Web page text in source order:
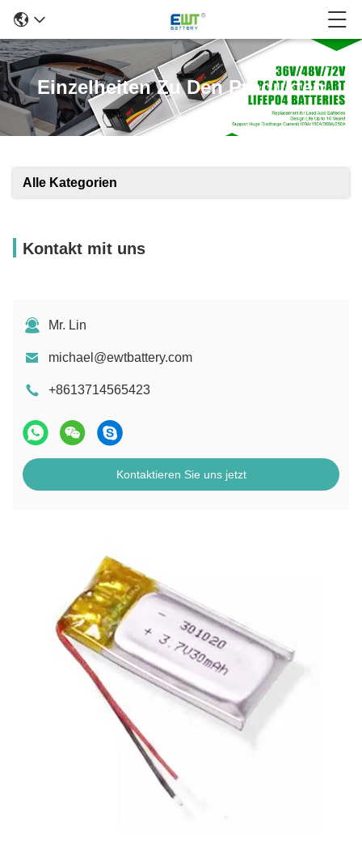
Einzelheiten Zu Den Produkten
Alle Kategorien
Kontakt mit uns
Mr. Lin
michael@ewtbattery.com
+8613714565423
Kontaktieren Sie uns jetzt